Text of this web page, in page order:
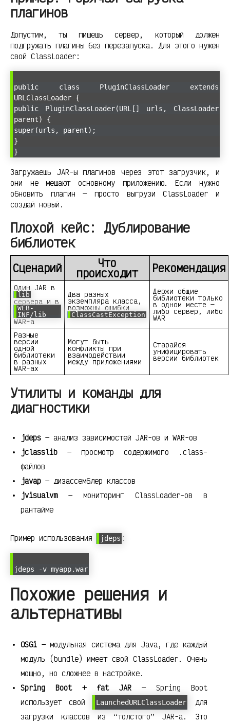
плагинов
Допустим, ты пишешь сервер, который должен
подгружать плагины без перезапуска. Для этого нужен
свой ClassLoader:
public class PluginClassLoader extends
URLClassLoader {
public PluginClassLoader(URL[] urls, ClassLoader
parent) {
super(urls, parent);
}
}
Загружаешь JAR-ы плагинов через этот загрузчик, и
они не мешают основному приложению. Если нужно
обновить плагин — просто выгрузи ClassLoader и
создай новый.
Плохой кейс: Дублирование
библиотек
Сценарий Что
происходит Рекомендация
Один JAR в
lib
сервера и в
WEB-
INF/lib
WAR-а
Два разных
экземпляра класса,
возможны ошибки
ClassCastException
Держи общие
библиотеки только
в одном месте —
либо сервер, либо
WAR
Разные
версии
одной
библиотеки
в разных
WAR-ах
Могут быть
конфликты при
взаимодействии
между приложениями
Старайся
унифицировать
версии библиотек
Утилиты и команды для
диагностики
jdeps — анализ зависимостей JAR-ов и WAR-ов
jclasslib — просмотр содержимого .class-
файлов
javap — дизассемблер классов
jvisualvm— мониторинг ClassLoader-ов в
рантайме
Пример использования jdeps :
jdeps -v myapp.war
Похожие решения и
альтернативы
OSGi — модульная система для Java, где каждый
модуль (bundle) имеет свой ClassLoader. Очень
мощно, но сложнее в настройке.
Spring Boot + fat JAR— Spring Boot
использует свой
LaunchedURLClassLoader
для
загрузки классов из “толстого” JAR-а. Это